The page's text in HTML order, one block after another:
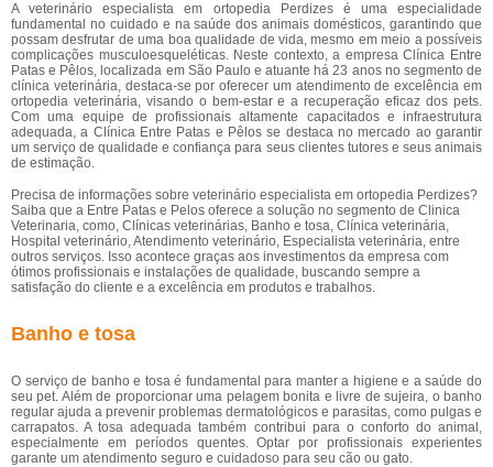
A veterinário especialista em ortopedia Perdizes é uma especialidade
fundamental no cuidado e na saúde dos animais domésticos, garantindo que
possam desfrutar de uma boa qualidade de vida, mesmo em meio a possíveis
complicações musculoesqueléticas. Neste contexto, a empresa Clínica Entre
Patas e Pêlos, localizada em São Paulo e atuante há 23 anos no segmento de
clínica veterinária, destaca-se por oferecer um atendimento de excelência em
ortopedia veterinária, visando o bem-estar e a recuperação eficaz dos pets.
Com uma equipe de profissionais altamente capacitados e infraestrutura
adequada, a Clínica Entre Patas e Pêlos se destaca no mercado ao garantir
um serviço de qualidade e confiança para seus clientes tutores e seus animais
de estimação.
Precisa de informações sobre veterinário especialista em ortopedia Perdizes?
Saiba que a Entre Patas e Pelos oferece a solução no segmento de Clinica
Veterinaria, como, Clínicas veterinárias, Banho e tosa, Clínica veterinária,
Hospital veterinário, Atendimento veterinário, Especialista veterinária, entre
outros serviços. Isso acontece graças aos investimentos da empresa com
ótimos profissionais e instalações de qualidade, buscando sempre a
satisfação do cliente e a excelência em produtos e trabalhos.
Banho e tosa
O serviço de banho e tosa é fundamental para manter a higiene e a saúde do
seu pet. Além de proporcionar uma pelagem bonita e livre de sujeira, o banho
regular ajuda a prevenir problemas dermatológicos e parasitas, como pulgas e
carrapatos. A tosa adequada também contribui para o conforto do animal,
especialmente em períodos quentes. Optar por profissionais experientes
garante um atendimento seguro e cuidadoso para seu cão ou gato.